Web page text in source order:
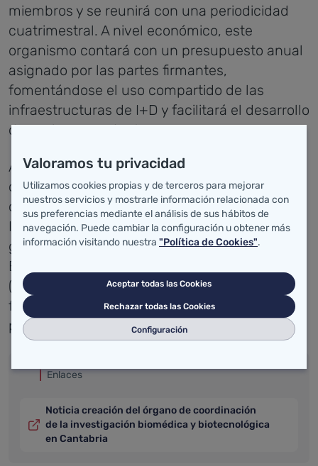
miembros y se reunirá con una periodicidad
cuatrimestral. A nivel económico, este
organismo contará con un presupuesto anual
asignado por las partes firmantes,
fomentándose el uso compartido de las
infraestructuras de I+D y facilitará el desarrollo
de acciones conjuntas.
Aunque inicialmente forman parte de este
convenio la Fundación Marqués de Valdecilla,
con los investigadores integrados en el
IFIMAV, y la Universidad de Cantabria, con sus
grupos integrados en el Instituto de
Biomedicina y Biotecnología de Cantabria
(IBBITEC), está prevista la posibilidad de
futuras incorporaciones tanto públicas como
privadas.
Enlaces
Noticia creación del órgano de coordinación
de la investigación biomédica y biotecnológica
en Cantabria
Valoramos tu privacidad
Utilizamos cookies propias y de terceros para mejorar
nuestros servicios y mostrarle información relacionada con
sus preferencias mediante el análisis de sus hábitos de
navegación. Puede cambiar la configuración u obtener más
información visitando nuestra "Política de Cookies".
Aceptar todas las Cookies
Rechazar todas las Cookies
Configuración